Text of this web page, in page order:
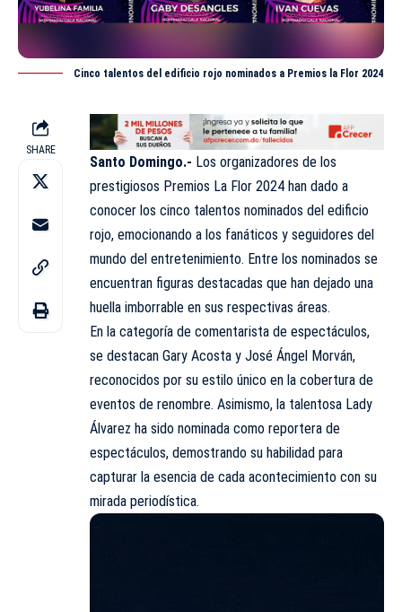
Cinco talentos del edificio rojo nominados a Premios la Flor 2024
SHARE
Santo Domingo.- Los organizadores de los
prestigiosos Premios La Flor 2024 han dado a
conocer los cinco talentos nominados del edificio
rojo, emocionando a los fanáticos y seguidores del
mundo del entretenimiento. Entre los nominados se
encuentran figuras destacadas que han dejado una
huella imborrable en sus respectivas áreas.
En la categoría de comentarista de espectáculos,
se destacan Gary Acosta y José Ángel Morván,
reconocidos por su estilo único en la cobertura de
eventos de renombre. Asimismo, la talentosa Lady
Álvarez ha sido nominada como reportera de
espectáculos, demostrando su habilidad para
capturar la esencia de cada acontecimiento con su
mirada periodística.